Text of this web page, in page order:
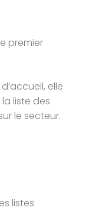
premier
elle
liste des
le secteur.
listes